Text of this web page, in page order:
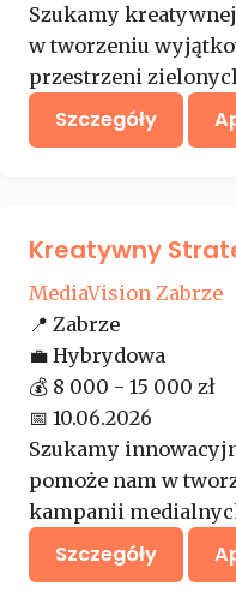
Szukamy
w tworzeniu
przestrzeni
Szczegóły
Kreatywny
MediaVision Zabrze
📍 Zabrze
💼 Hybrydowa
💰 8 000 - 15 000 zł
📅 10.06.2026
Szukamy
pomoże nam w
kampanii
Szczegóły